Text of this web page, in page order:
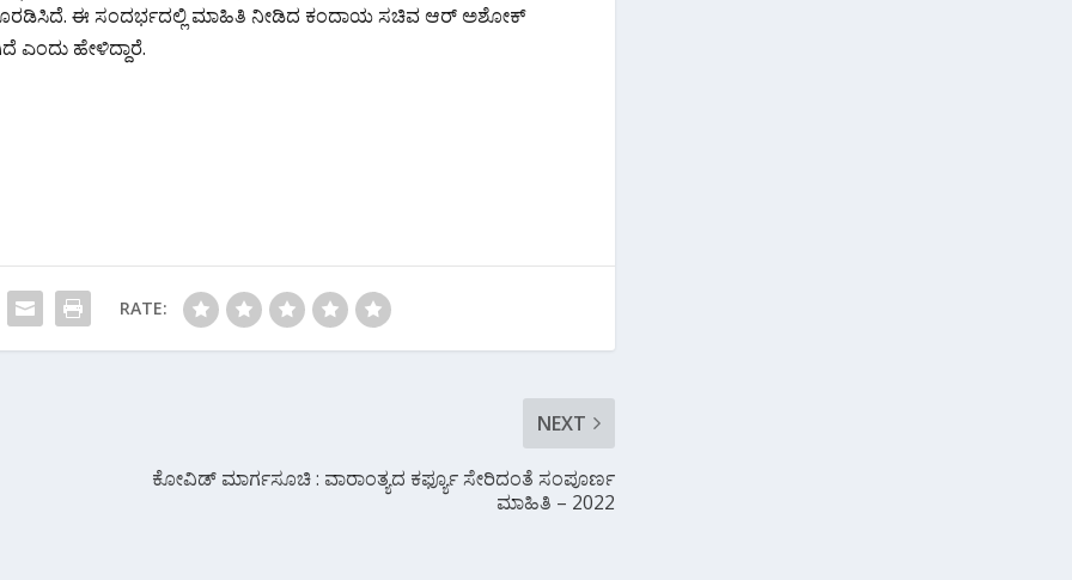
ಈ ಸಂದರ್ಭದಲ್ಲಿ ಮಾಹಿತಿ ನೀಡಿದ ಕಂದಾಯ ಸಚಿವ ಆರ್ ಅಶೋಕ್
ಎಂದು ಹೇಳಿದ್ದಾರೆ.
RATE:
NEXT
ಕೋವಿಡ್ ಮಾರ್ಗಸೂಚಿ : ವಾರಾಂತ್ಯದ ಕರ್ಫ್ಯೂ ಸೇರಿದಂತೆ ಸಂಪೂರ್ಣ
ಮಾಹಿತಿ – 2022